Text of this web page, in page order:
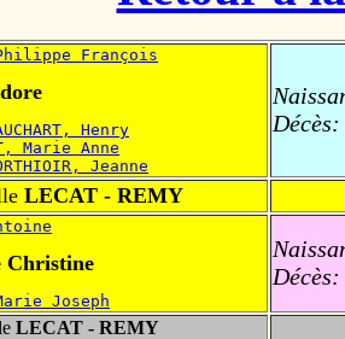
François
Henry
Marie Anne
Jeanne
Décès:
LECAT - REMY
Christine
Joseph
Décès:
LECAT - REMY